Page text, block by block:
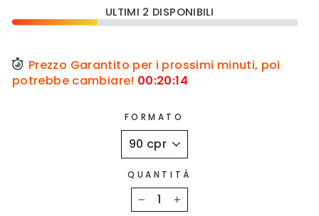
ULTIMI 2 DISPONIBILI
Prezzo Garantito per i prossimi minuti, poi
potrebbe cambiare! 00:20:14
FORMATO
QUANTITÀ
− +